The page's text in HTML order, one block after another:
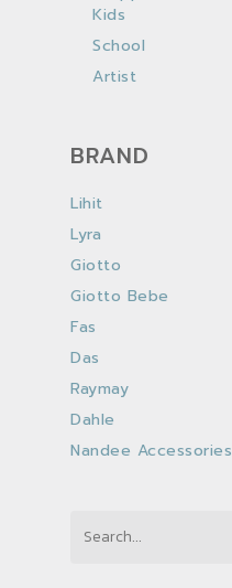
Kids
School
Artist
BRAND
Lihit
Lyra
Giotto
Giotto Bebe
Fas
Das
Raymay
Dahle
Nandee Accessories